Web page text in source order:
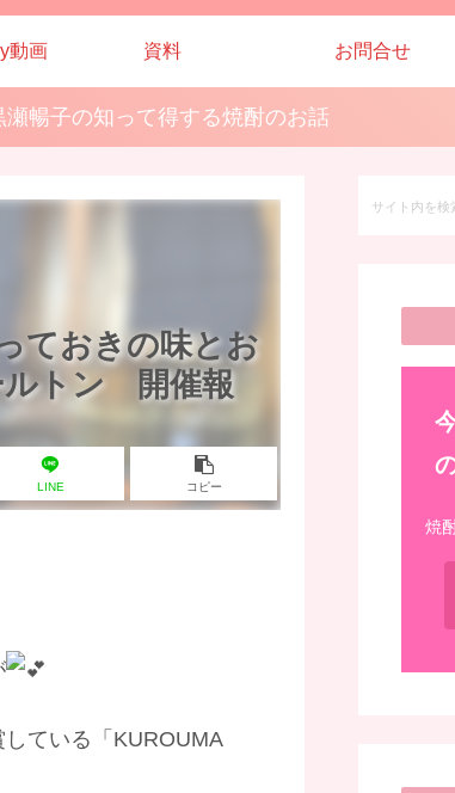
動画 資料 お問合せ
暢子の知って得する焼酎のお話
ておきの味とお
ルトン 開催報
LINE コピー
している「KUROUMA
焼